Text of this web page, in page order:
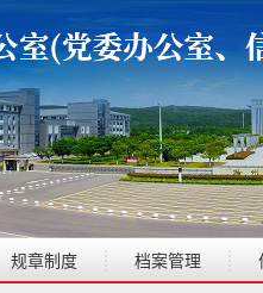
规章制度 档案管理